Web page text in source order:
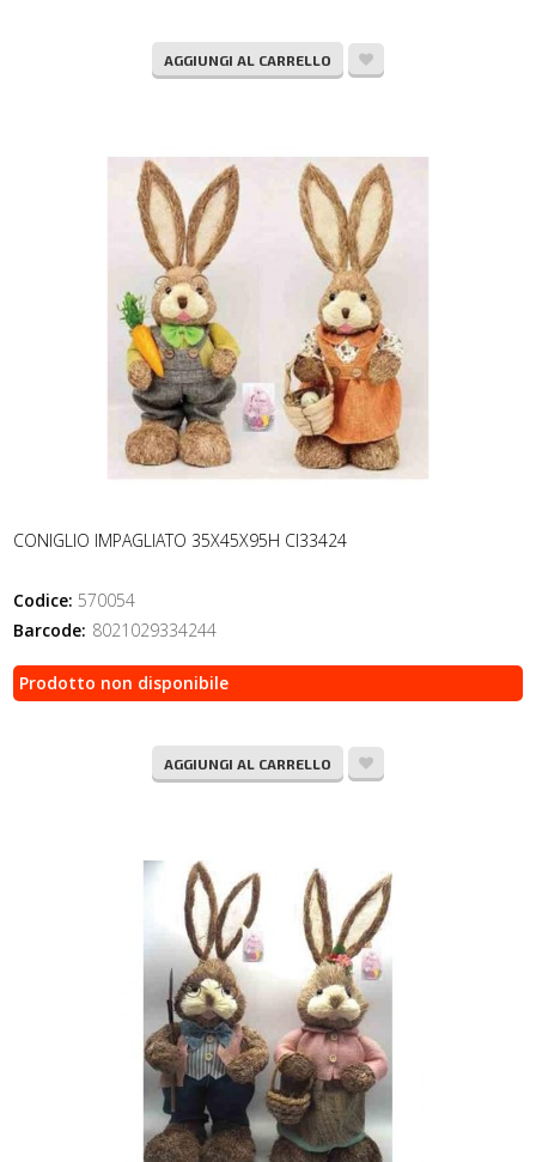
AGGIUNGI AL CARRELLO
CONIGLIO IMPAGLIATO 35X45X95H CI33424
Codice: 570054
Barcode: 8021029334244
Prodotto non disponibile
AGGIUNGI AL CARRELLO